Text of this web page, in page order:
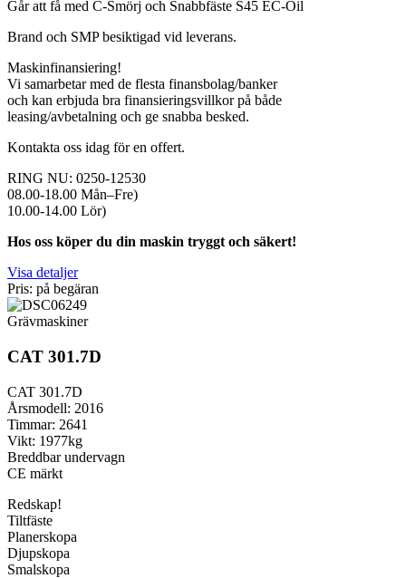
Går att få med C-Smörj och Snabbfäste S45 EC-Oil
Brand och SMP besiktigad vid leverans.
Maskinfinansiering!
Vi samarbetar med de flesta finansbolag/banker
och kan erbjuda bra finansieringsvillkor på både
leasing/avbetalning och ge snabba besked.
Kontakta oss idag för en offert.
RING NU: 0250-12530
08.00-18.00 Mån–Fre)
10.00-14.00 Lör)
Hos oss köper du din maskin tryggt och säkert!
Visa detaljer
Pris: på begäran
Grävmaskiner
CAT 301.7D
CAT 301.7D
Årsmodell: 2016
Timmar: 2641
Vikt: 1977kg
Breddbar undervagn
CE märkt
Redskap!
Tiltfäste
Planerskopa
Djupskopa
Smalskopa